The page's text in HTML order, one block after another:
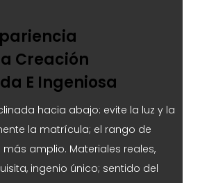
Creación
E Ingeniosa
hacia abajo: evite la luz y la
la matrícula; el rango de
amplio. Materiales reales,
ingenio único; sentido del